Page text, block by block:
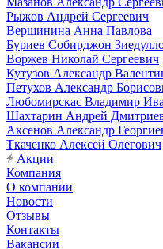
Рыжов Андрей Сергеевич
Вершинина Анна Павлова
Буриев Собирджон
Воржев Николай Сергеевич
Кутузов Александр
Петухов Александр
Любомирскас Владимир
Шахтарин Андрей
Аксенов Александр
Ткаченко Алексей Олегович
Акции
Компания
О компании
Новости
Отзывы
Контакты
Вакансии